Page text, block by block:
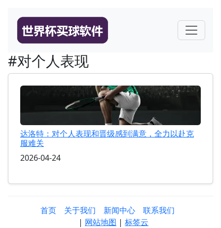
#对个人表现
达洛特：对个人表现和晋级感到满意，全力以赴克
服难关
2026-04-24
首页 关于我们 新闻中心
联系我们
| 网站地图 | 标签云